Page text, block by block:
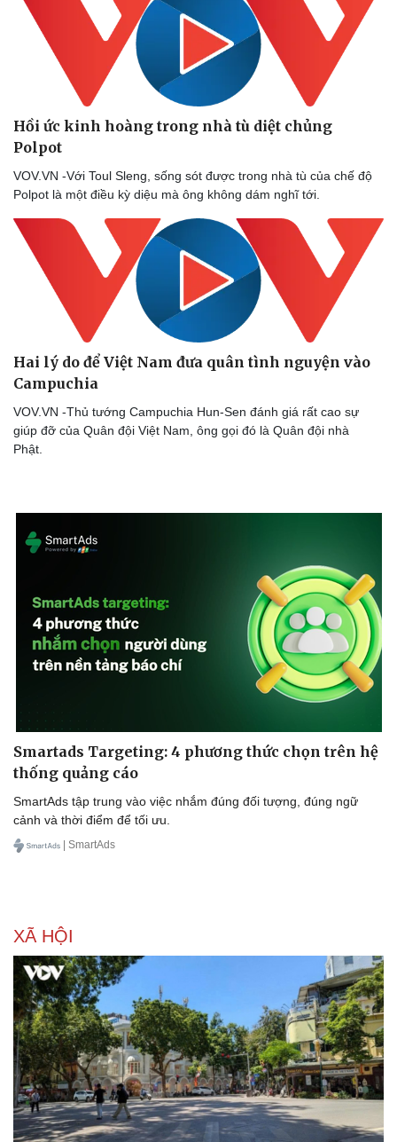
Văn hóa
Sân khấu - Điện ảnh
Văn học
Âm nhạc
Nghệ sĩ
Thời trang
Sao Việt
Hồi ức kinh hoàng trong nhà tù diệt chủng
Polpot
VOV.VN -Với Toul Sleng, sống sót được trong nhà tù của chế độ
Polpot là một điều kỳ diệu mà ông không dám nghĩ tới.
Hai lý do để Việt Nam đưa quân tình nguyện vào
Campuchia
VOV.VN -Thủ tướng Campuchia Hun-Sen đánh giá rất cao sự
giúp đỡ của Quân đội Việt Nam, ông gọi đó là Quân đội nhà
Phật.
Smartads Targeting: 4 phương thức chọn trên hệ
thống quảng cáo
SmartAds tập trung vào việc nhắm đúng đối tượng, đúng ngữ
cảnh và thời điểm để tối ưu.
| SmartAds
XÃ HỘI